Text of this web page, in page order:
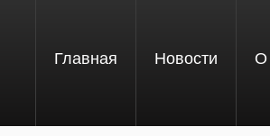
Главная Новости О